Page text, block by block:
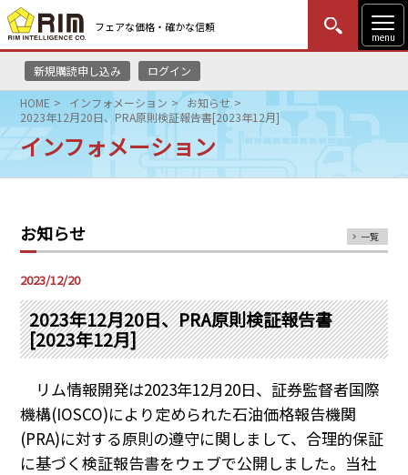
フェアな価格・確かな信頼
menu
新規購読申し込み ログイン
MENU
更新 はじめての方
HOME
マーケットニュース
リムレポート
研修・セミナー
コンサルティング
PRA原則
Q & A
English Website
HOME インフォメーション
お知らせ
2023年12月20日、PRA原則検証報告書[2023年12月]
インフォメーション
お知らせ 一覧
2023/12/20
2023年12月20日、PRA原則検証報告書
[2023年12月]
リム情報開発は2023年12月20日、証券監督者国際
機構(IOSCO)により定められた石油価格報告機関
(PRA)に対する原則の遵守に関しまして、合理的保証
に基づく検証報告書をウェブで公開しました。当社